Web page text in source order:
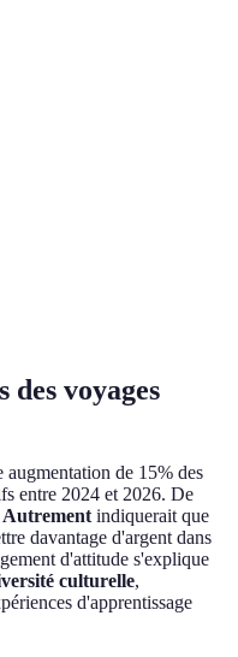
des voyages
augmentation de 15% des
entre 2024 et 2026. De
Autrementindiquerait que
davantage d'argent dans
d'attitude s'explique
culturelle,
d'apprentissage